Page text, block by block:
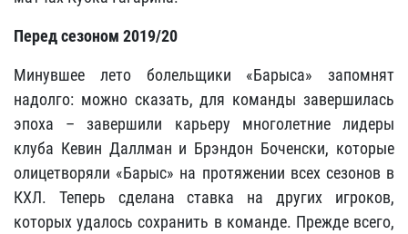
Перед сезоном 2019/20
Минувшее лето болельщики «Барыса» запомнят
надолго: можно сказать, для команды завершилась
эпоха – завершили карьеру многолетние лидеры
клуба Кевин Даллман и Брэндон Боченски, которые
олицетворяли «Барыс» на протяжении всех сезонов в
КХЛ. Теперь сделана ставка на других игроков,
которых удалось сохранить в команде. Прежде всего,